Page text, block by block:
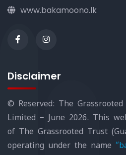
www.bakamoono.lk
Disclaimer
© Reserved: The
Limited – June 2026. This
of The Grassrooted Trust
operating under the name